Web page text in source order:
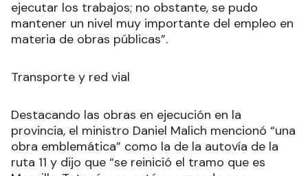
ejecutar los trabajos; no obstante, se pudo
mantener un nivel muy importante del empleo en
materia de obras públicas”.
Transporte y red vial
Destacando las obras en ejecución en la
provincia, el ministro Daniel Malich mencionó “una
obra emblemática” como la de la autovía de la
ruta 11 y dijo que “se reinició el tramo que es